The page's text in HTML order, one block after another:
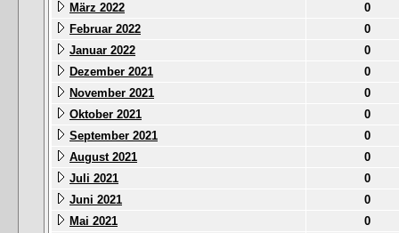
März 2022
0
Februar 2022
0
Januar 2022
0
Dezember 2021
0
November 2021
0
Oktober 2021
0
September 2021
0
August 2021
0
Juli 2021
0
Juni 2021
0
Mai 2021
0